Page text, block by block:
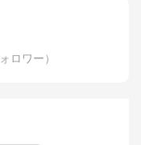
ロワー）